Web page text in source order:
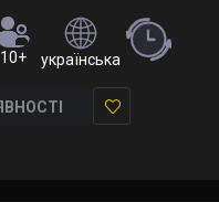
10+ українська